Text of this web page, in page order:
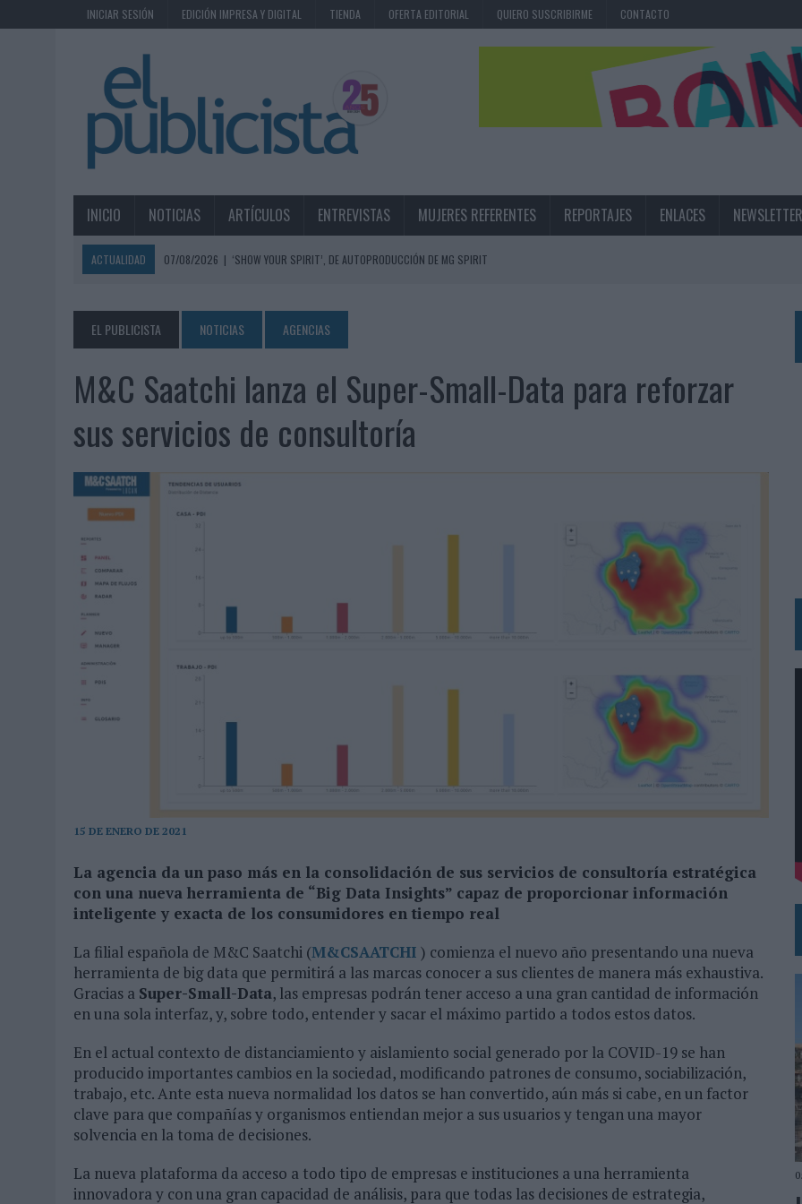
INICIAR SESIÓN EDICIÓN IMPRESA Y DIGITAL TIENDA OFERTA EDITORIAL QUIERO SUSCRIBIRME CONTACTO
INICIO NOTICIAS ARTÍCULOS ENTREVISTAS MUJERES REFERENTES REPORTAJES ENLACES NEWSLETTER
ACTUALIDAD 07/08/2026 | ‘SHOW YOUR SPIRIT’, DE AUTOPRODUCCIÓN DE MG SPIRIT
07/08/2026 | MG SPIRIT RELANZA SU MARCA CON UNA ESTRATEGIA 360º CENTRADA EN EL ORIGEN BARCELONÉS
07/08/2026 |
PATRÓN CONVIERTE EL NUEVO SINGLE DE ARÓN PIPER EN UNA EXPERIENCIA DE MARCA EN IBIZA
07/08/2026
| EL VERANO PONE A PRUEBA LA ESTRATEGIA DIGITAL DE LAS MARCAS
07/08/2026
VUELING CONVIERTE LOS RECUERDOS EN SOUVENIRS CON IA
06/08/2026
‘LA VUELTA’, DE FENOMENAL PARA MÁLAGA CF
06/08/2026
06/08/2026
LA TELEVISIÓN SIGUE LIDERANDO EL CONSUMO DE MEDIOS EN VERANO Y SUPERA AL MÓVIL COMO DISPOSITIVO MÁS UTILIZADO
06/08/2026
06/08/2026
SYSTEM1 NOMBRA A KIMBERLY BASTONI COMO NUEVA DIRECTORA COMERCIAL GLOBAL
06/08/2026
LA IA ESTÁ SUBIENDO EL LISTÓN DE LA CREATIVIDAD
BEON WORLDWIDE LANZA RAÍZ URBANA PARA TRANSFORMAR EL PATRIMONIO HISTÓRICO EN ACTIVOS CULTURALES Y ECONÓMICOS
FABRA COMUNICACIÓN INCORPORA A CASONÁ Y ASUME LA GESTIÓN DE SUS RELACIONES CON LOS MEDIOS
LOPESAN HOTELS & RESORTS ACERCA EL PARAÍSO CANARIO EN SU ÚLTIMA CAMPAÑA INTERNACIONAL
LUIS ARQUILLOS (BURGO DE ARIAS): “LA CONSTRUCCIÓN DE MARCA A LARGO PLAZO Y LA MEDICIÓN SON DOS CARAS DE LA MISMA
EL PUBLICISTA NOTICIAS AGENCIAS
M&C Saatchi lanza el Super-Small-Data para reforzar
sus servicios de consultoría
15 DE ENERO DE 2021
La agencia da un paso más en la consolidación de sus servicios de consultoría estratégica
con una nueva herramienta de “Big Data Insights” capaz de proporcionar información
inteligente y exacta de los consumidores en tiempo real
La filial española de M&C Saatchi (M&CSAATCHI ) comienza el nuevo año presentando una nueva
herramienta de big data que permitirá a las marcas conocer a sus clientes de manera más exhaustiva.
Gracias a Super-Small-Data, las empresas podrán tener acceso a una gran cantidad de información
en una sola interfaz, y, sobre todo, entender y sacar el máximo partido a todos estos datos.
En el actual contexto de distanciamiento y aislamiento social generado por la COVID-19 se han
producido importantes cambios en la sociedad, modificando patrones de consumo, sociabilización,
trabajo, etc. Ante esta nueva normalidad los datos se han convertido, aún más si cabe, en un factor
clave para que compañías y organismos entiendan mejor a sus usuarios y tengan una mayor
solvencia en la toma de decisiones.
La nueva plataforma da acceso a todo tipo de empresas e instituciones a una herramienta
innovadora y con una gran capacidad de análisis, para que todas las decisiones de estrategia,